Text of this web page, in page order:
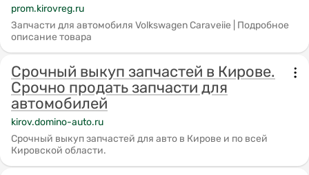
prom.kirovreg.ru
Запчасти для автомобиля Volkswagen Caraveiie | Подробное
описание товара
Срочный выкуп запчастей в Кирове.
Срочно продать запчасти для
автомобилей
kirov.domino-auto.ru
Срочный выкуп запчастей для авто в Кирове и по всей
Кировской области.